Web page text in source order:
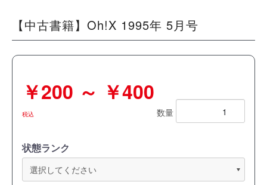
【中古書籍】Oh!X 1995年 5月号
￥200 ～ ￥400
税込
状態ランク
数量